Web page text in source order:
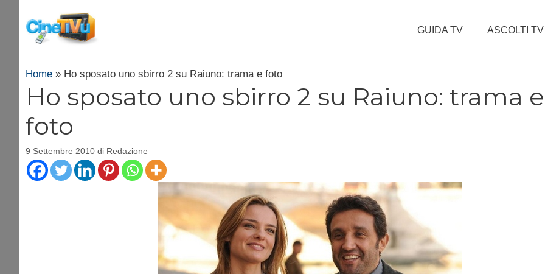
contenuto
GUIDA TV ASCOLTI TV
Home » Ho sposato uno sbirro 2 su Raiuno: trama e foto
Ho sposato uno sbirro 2 su Raiuno: trama e
foto
9 Settembre 2010 di Redazione